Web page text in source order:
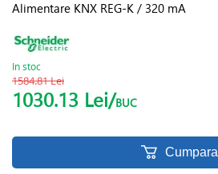
Alimentare KNX REG-K / 320 mA
In stoc
1584.81 Lei
1030.13 Lei/BUC
Cumpara